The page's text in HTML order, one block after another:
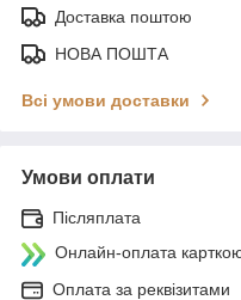
Доставка поштою
НОВА ПОШТА
Всі умови доставки
Умови оплати
Післяплата
Онлайн-оплата
Оплата за реквізитами